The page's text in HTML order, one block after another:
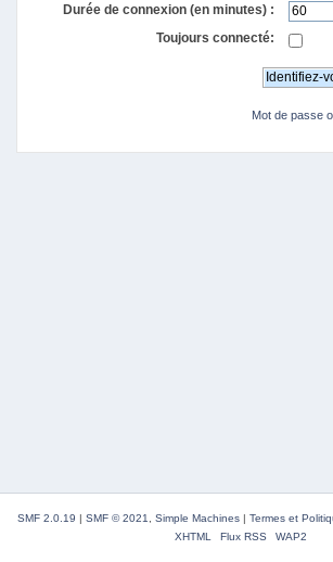
Durée de connexion (en minutes) :
Toujours connecté:
Mot de passe
SMF 2.0.19 | SMF © 2021 Simple Machines| Termes et
XHTML
Flux RSS WAP2